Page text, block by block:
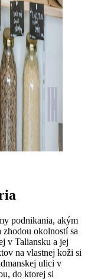
podnikania, akým
okolností sa
v Taliansku a jej
na vlastnej koži si
ulici v
do ktorej si